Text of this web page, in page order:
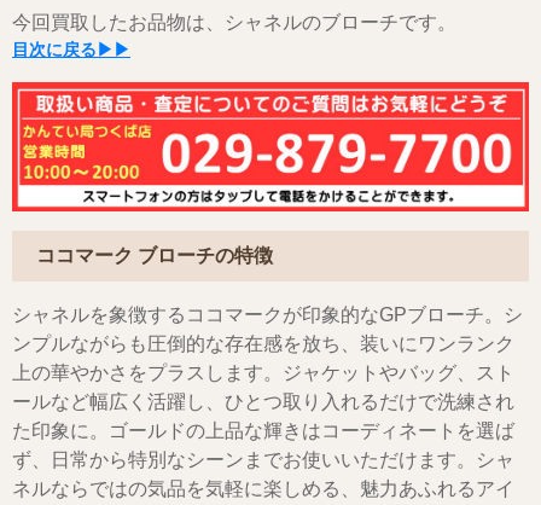
今回買取したお品物は、シャネルのブローチです。
目次に戻る▶▶
ココマーク ブローチの特徴
シャネルを象徴するココマークが印象的なGPブローチ。シ
ンプルながらも圧倒的な存在感を放ち、装いにワンランク
上の華やかさをプラスします。ジャケットやバッグ、スト
ールなど幅広く活躍し、ひとつ取り入れるだけで洗練され
た印象に。ゴールドの上品な輝きはコーディネートを選ば
ず、日常から特別なシーンまでお使いいただけます。シャ
ネルならではの気品を気軽に楽しめる、魅力あふれるアイ